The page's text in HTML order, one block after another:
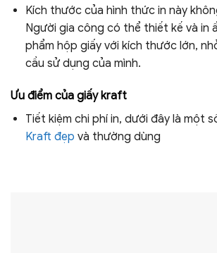
Kích thước của hình thức in này
Người gia công có thể thiết kế và in
phẩm hộp giấy với kích thước lớn,
cầu sử dụng của mình.
Ưu điểm của giấy kraft
Tiết kiệm chi phí in, dưới đây là một
Kraft đẹp và thường dùng